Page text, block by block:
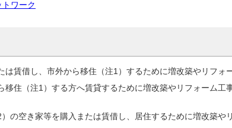
ワーク
は賃借し、市外から移住（注1）するために増改築やリフォ
移住（注1）する方へ賃貸するために増改築やリフォーム工
の空き家等を購入または賃借し、居住するために増改築や